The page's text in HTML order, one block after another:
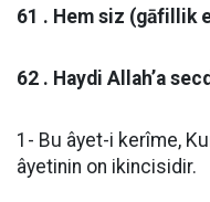
61 . Hem siz (gāfillik
62 . Haydi Allah’a
1- Bu âyet-i kerîme,
âyetinin on ikincisidir.